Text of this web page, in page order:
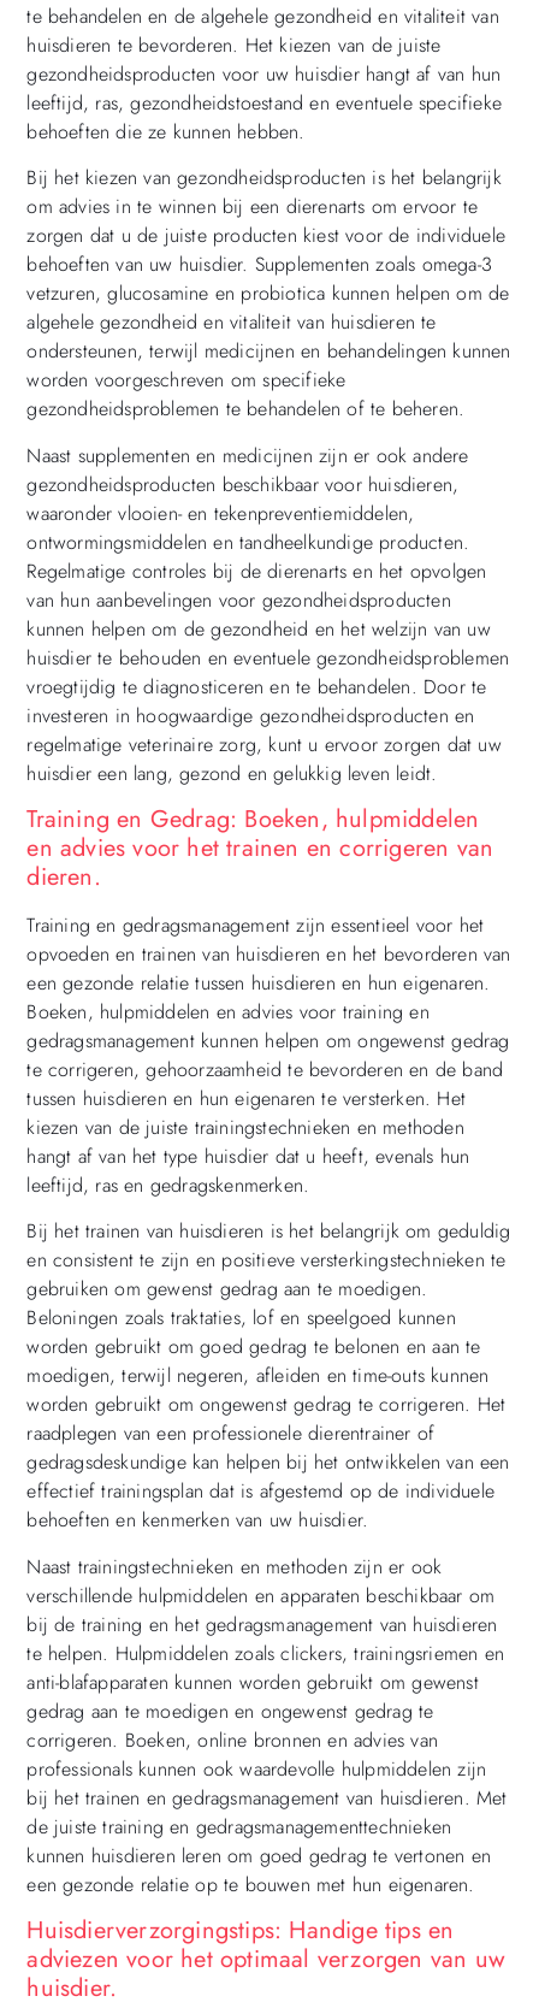
te behandelen en de algehele gezondheid en vitaliteit van
huisdieren te bevorderen. Het kiezen van de juiste
gezondheidsproducten voor uw huisdier hangt af van hun
leeftijd, ras, gezondheidstoestand en eventuele specifieke
behoeften die ze kunnen hebben.
Bij het kiezen van gezondheidsproducten is het belangrijk
om advies in te winnen bij een dierenarts om ervoor te
zorgen dat u de juiste producten kiest voor de individuele
behoeften van uw huisdier. Supplementen zoals omega-3
vetzuren, glucosamine en probiotica kunnen helpen om de
algehele gezondheid en vitaliteit van huisdieren te
ondersteunen, terwijl medicijnen en behandelingen kunnen
worden voorgeschreven om specifieke
gezondheidsproblemen te behandelen of te beheren.
Naast supplementen en medicijnen zijn er ook andere
gezondheidsproducten beschikbaar voor huisdieren,
waaronder vlooien- en tekenpreventiemiddelen,
ontwormingsmiddelen en tandheelkundige producten.
Regelmatige controles bij de dierenarts en het opvolgen
van hun aanbevelingen voor gezondheidsproducten
kunnen helpen om de gezondheid en het welzijn van uw
huisdier te behouden en eventuele gezondheidsproblemen
vroegtijdig te diagnosticeren en te behandelen. Door te
investeren in hoogwaardige gezondheidsproducten en
regelmatige veterinaire zorg, kunt u ervoor zorgen dat uw
huisdier een lang, gezond en gelukkig leven leidt.
Training en Gedrag: Boeken, hulpmiddelen
en advies voor het trainen en corrigeren van
dieren.
Training en gedragsmanagement zijn essentieel voor het
opvoeden en trainen van huisdieren en het bevorderen van
een gezonde relatie tussen huisdieren en hun eigenaren.
Boeken, hulpmiddelen en advies voor training en
gedragsmanagement kunnen helpen om ongewenst gedrag
te corrigeren, gehoorzaamheid te bevorderen en de band
tussen huisdieren en hun eigenaren te versterken. Het
kiezen van de juiste trainingstechnieken en methoden
hangt af van het type huisdier dat u heeft, evenals hun
leeftijd, ras en gedragskenmerken.
Bij het trainen van huisdieren is het belangrijk om geduldig
en consistent te zijn en positieve versterkingstechnieken te
gebruiken om gewenst gedrag aan te moedigen.
Beloningen zoals traktaties, lof en speelgoed kunnen
worden gebruikt om goed gedrag te belonen en aan te
moedigen, terwijl negeren, afleiden en time-outs kunnen
worden gebruikt om ongewenst gedrag te corrigeren. Het
raadplegen van een professionele dierentrainer of
gedragsdeskundige kan helpen bij het ontwikkelen van een
effectief trainingsplan dat is afgestemd op de individuele
behoeften en kenmerken van uw huisdier.
Naast trainingstechnieken en methoden zijn er ook
verschillende hulpmiddelen en apparaten beschikbaar om
bij de training en het gedragsmanagement van huisdieren
te helpen. Hulpmiddelen zoals clickers, trainingsriemen en
anti-blafapparaten kunnen worden gebruikt om gewenst
gedrag aan te moedigen en ongewenst gedrag te
corrigeren. Boeken, online bronnen en advies van
professionals kunnen ook waardevolle hulpmiddelen zijn
bij het trainen en gedragsmanagement van huisdieren. Met
de juiste training en gedragsmanagementtechnieken
kunnen huisdieren leren om goed gedrag te vertonen en
een gezonde relatie op te bouwen met hun eigenaren.
Huisdierverzorgingstips: Handige tips en
adviezen voor het optimaal verzorgen van uw
huisdier.